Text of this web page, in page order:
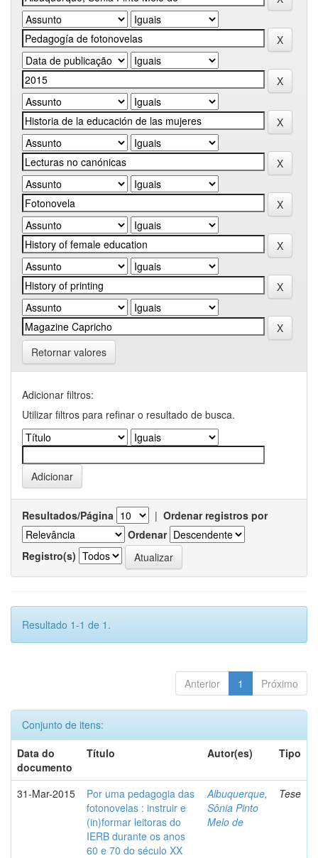
Retornar valores
Adicionar filtros:
Utilizar filtros para refinar o resultado de busca.
Resultados/Página | Ordenar registros por
Ordenar
Registro(s)
Resultado 1-1 de 1.
Anterior 1 Próximo
Conjunto de itens:
Data do
documento
Título Autor(es) Tipo
31-Mar-2015
Por uma pedagogia das
fotonovelas : instruir e
(in)formar leitoras do
IERB durante os anos
60 e 70 do século XX
Albuquerque,
Sônia Pinto
Melo de
Tese